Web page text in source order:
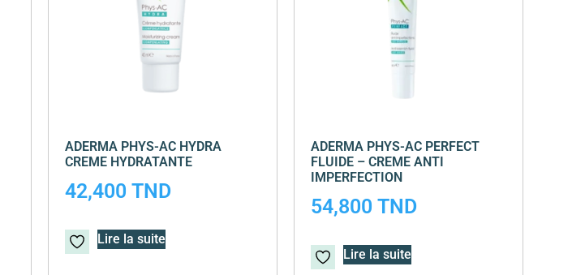
ADERMA PHYS-AC PERFECT
FLUIDE – CREME ANTI
IMPERFECTION
54,800 TND
Lire la suite
ADERMA PHYS-AC HYDRA
CREME HYDRATANTE
42,400 TND
Lire la suite